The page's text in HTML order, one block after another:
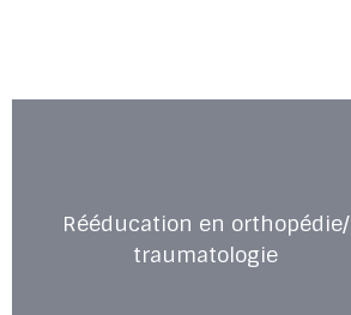
Rééducation en orthopédie/
traumatologie